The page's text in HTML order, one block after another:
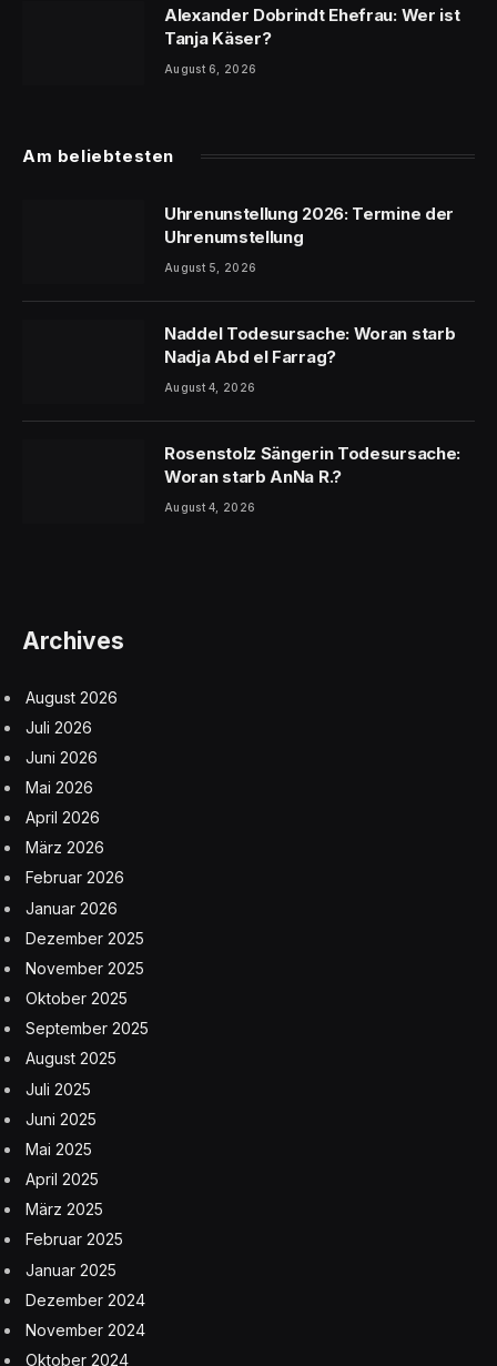
Alexander Dobrindt Ehefrau: Wer ist
Tanja Käser?
August 6, 2026
Am beliebtesten
Uhrenunstellung 2026: Termine der
Uhrenumstellung
August 5, 2026
Naddel Todesursache: Woran starb
Nadja Abd el Farrag?
August 4, 2026
Rosenstolz Sängerin Todesursache:
Woran starb AnNa R.?
August 4, 2026
Archives
August 2026
Juli 2026
Juni 2026
Mai 2026
April 2026
März 2026
Februar 2026
Januar 2026
Dezember 2025
November 2025
Oktober 2025
September 2025
August 2025
Juli 2025
Juni 2025
Mai 2025
April 2025
März 2025
Februar 2025
Januar 2025
Dezember 2024
November 2024
Oktober 2024